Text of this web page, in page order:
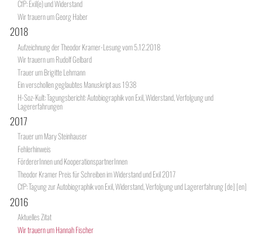
CfP: Exil(e) und Widerstand
Wir trauern um Georg Haber
2018
Aufzeichnung der Theodor Kramer-Lesung vom 5.12.2018
Wir trauern um Rudolf Gelbard
Trauer um Brigitte Lehmann
Ein verschollen geglaubtes Manuskript aus 1938
H-Soz-Kult: Tagungsbericht: Autobiographik von Exil, Widerstand, Verfolgung und
Lagererfahrungen
2017
Trauer um Mary Steinhauser
Fehlerhinweis
FördererInnen und KooperationspartnerInnen
Theodor Kramer Preis für Schreiben im Widerstand und Exil 2017
CfP: Tagung zur Autobiographik von Exil, Widerstand, Verfolgung und Lagererfahrung [de] [en]
2016
Aktuelles Zitat
Wir trauern um Hannah Fischer